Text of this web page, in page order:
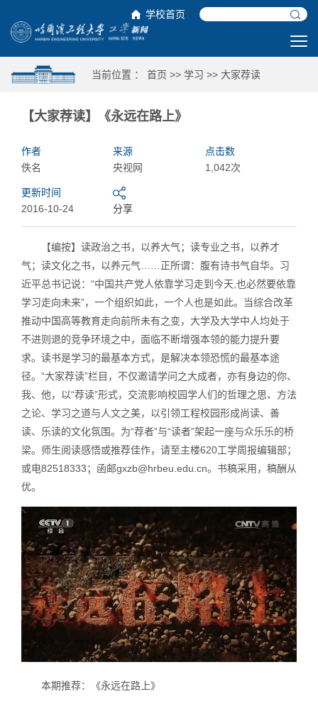
学校首页
当前位置 ： 首页 >> 学习 >> 大家荐读
【大家荐读】《永远在路上》
作者
佚名
来源
央视网
点击数
1,042次
更新时间
2016-10-24
分享
【编按】读政治之书，以养大气；读专业之书，以养才
气；读文化之书，以养元气……正所谓：腹有诗书气自华。习
近平总书记说：“中国共产党人依靠学习走到今天,也必然要依靠
学习走向未来”，一个组织如此，一个人也是如此。当综合改革
推动中国高等教育走向前所未有之变，大学及大学中人均处于
不进则退的竞争环境之中，面临不断增强本领的能力提升要
求。读书是学习的最基本方式，是解决本领恐慌的最基本途
径。“大家荐读”栏目，不仅邀请学问之大成者，亦有身边的你、
我、他，以“荐读”形式，交流影响校园学人们的哲理之思、方法
之论、学习之道与人文之美，以引领工程校园形成尚读、善
读、乐读的文化氛围。为“荐者”与“读者”架起一座与众乐乐的桥
梁。师生阅读感悟或推荐佳作，请至主楼620工学周报编辑部；
或电82518333；函邮gxzb@hrbeu.edu.cn。书稿采用，稿酬从
优。
本期推荐：《永远在路上》